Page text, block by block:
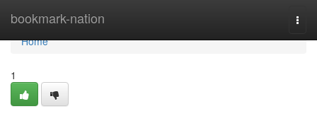
bookmark-nation
Home
Home
1